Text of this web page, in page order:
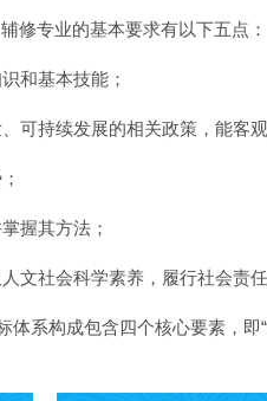
修专业的基本要求有以下五点：
和基本技能；
可持续发展的相关政策，能客
握其方法；
文社会科学素养，履行社会责任
体系构成包含四个核心要素，